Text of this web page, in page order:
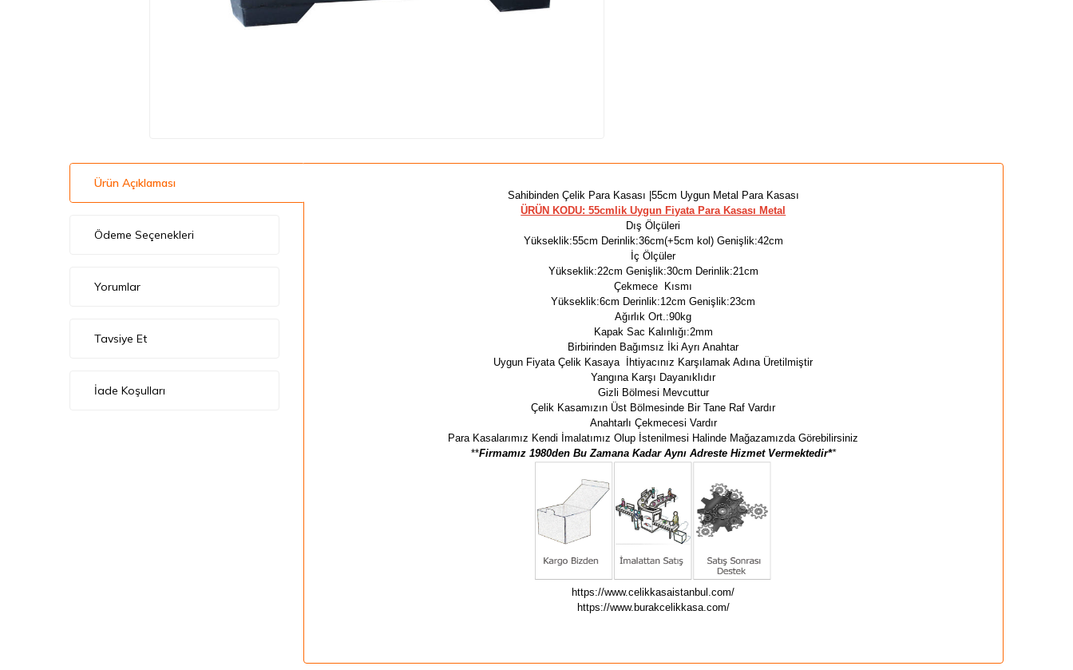
Ürün Açıklaması
Ödeme Seçenekleri
Yorumlar
Tavsiye Et
İade Koşulları
Sahibinden Çelik Para Kasası |55cm Uygun Metal Para Kasası
ÜRÜN KODU: 55cmlik Uygun Fiyata Para Kasası Metal
Dış Ölçüleri
Yükseklik:55cm Derinlik:36cm(+5cm kol) Genişlik:42cm
İç Ölçüler
Yükseklik:22cm Genişlik:30cm Derinlik:21cm
Çekmece Kısmı
Yükseklik:6cm Derinlik:12cm Genişlik:23cm
Ağırlık Ort.:90kg
Kapak Sac Kalınlığı:2mm
Birbirinden Bağımsız İki Ayrı Anahtar
Uygun Fiyata Çelik Kasaya İhtiyacınız Karşılamak Adına Üretilmiştir
Yangına Karşı Dayanıklıdır
Gizli Bölmesi Mevcuttur
Çelik Kasamızın Üst Bölmesinde Bir Tane Raf Vardır
Anahtarlı Çekmecesi Vardır
Para Kasalarımız Kendi İmalatımız Olup İstenilmesi Halinde Mağazamızda Görebilirsiniz
**Firmamız 1980den Bu Zamana Kadar Aynı Adreste Hizmet Vermektedir**
https://www.celikkasaistanbul.com/
https://www.burakcelikkasa.com/